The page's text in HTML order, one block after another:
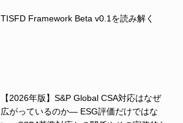
TISFD Framework Beta v0.1を読み解く
【2026年版】S&P Global CSA対応はなぜ
広がっているのか― ESG評価だけではな